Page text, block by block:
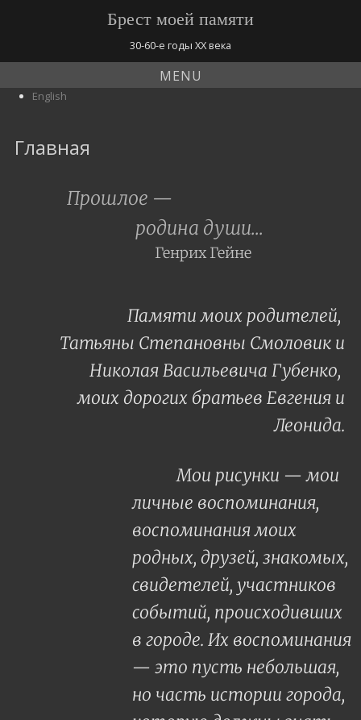
Брест моей памяти
30-60-е годы ХХ века
MENU
English
Главная
Прошлое —
родина души…
Генрих Гейне
Памяти моих родителей,
Татьяны Степановны Смоловик и
Николая Васильевича Губенко,
моих дорогих братьев Евгения и
Леонида.
Мои рисунки — мои
личные воспоминания,
воспоминания моих
родных, друзей, знакомых,
свидетелей, участников
событий, происходивших
в городе. Их воспоминания
— это пусть небольшая,
но часть истории города,